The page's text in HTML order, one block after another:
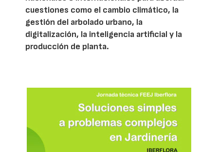
cuestiones como el cambio climático, la
gestión del arbolado urbano, la
digitalización, la inteligencia artificial y la
producción de planta.